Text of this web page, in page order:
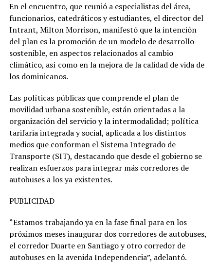
En el encuentro, que reunió a especialistas del área,
funcionarios, catedráticos y estudiantes, el director del
Intrant, Milton Morrison, manifestó que la intención
del plan es la promoción de un modelo de desarrollo
sostenible, en aspectos relacionados al cambio
climático, así como en la mejora de la calidad de vida de
los dominicanos.
Las políticas públicas que comprende el plan de
movilidad urbana sostenible, están orientadas a la
organización del servicio y la intermodalidad; política
tarifaria integrada y social, aplicada a los distintos
medios que conforman el Sistema Integrado de
Transporte (SIT), destacando que desde el gobierno se
realizan esfuerzos para integrar más corredores de
autobuses a los ya existentes.
PUBLICIDAD
“Estamos trabajando ya en la fase final para en los
próximos meses inaugurar dos corredores de autobuses,
el corredor Duarte en Santiago y otro corredor de
autobuses en la avenida Independencia”, adelantó.